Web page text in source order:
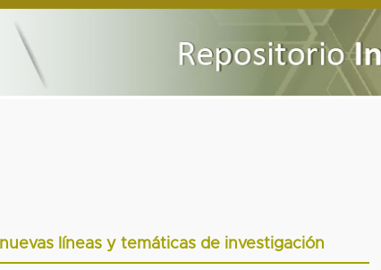
líneas y temáticas de investigación